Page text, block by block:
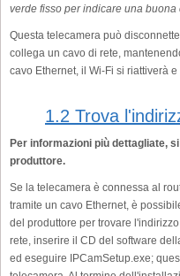
verde fisso per indicare una buona
Questa telecamera può
collega un cavo di rete,
cavo Ethernet, il Wi-Fi si riattiverà
1.2 Trova
Per informazioni più dettagliate,
produttore.
Se la telecamera è connessa al
tramite un cavo Ethernet, è
del produttore per trovare
rete, inserire il CD del software
ed eseguire IPCamSetup.exe;